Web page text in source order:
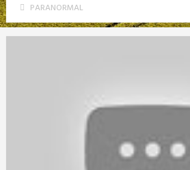
PARANORMAL